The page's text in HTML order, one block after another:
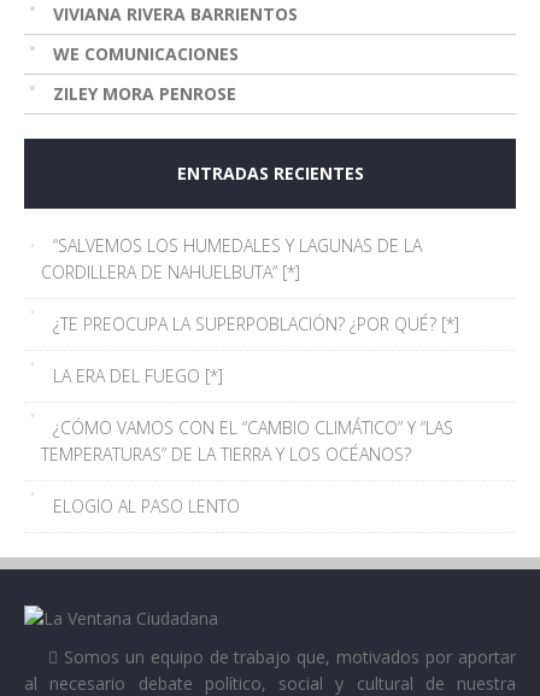
VIVIANA RIVERA BARRIENTOS
WE COMUNICACIONES
ZILEY MORA PENROSE
ENTRADAS RECIENTES
“SALVEMOS LOS HUMEDALES Y LAGUNAS DE LA
CORDILLERA DE NAHUELBUTA” [*]
¿TE PREOCUPA LA SUPERPOBLACIÓN? ¿POR QUÉ? [*]
LA ERA DEL FUEGO [*]
¿CÓMO VAMOS CON EL “CAMBIO CLIMÁTICO” Y “LAS
TEMPERATURAS” DE LA TIERRA Y LOS OCÉANOS?
ELOGIO AL PASO LENTO
Somos un equipo de trabajo que, motivados por aportar
al necesario debate político, social y cultural de nuestra